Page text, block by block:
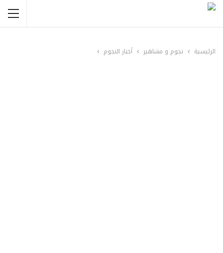
الرئيسية نجوم و مشاهير أخبار النجوم